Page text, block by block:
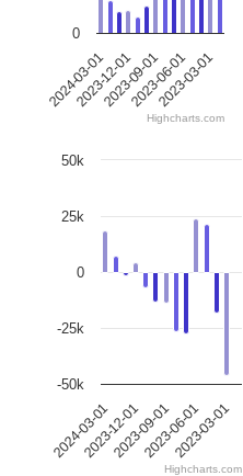
2024-03-01
2023-12-01
2023-09-01
2023-06-01
2023-03-01
0
Highcharts.com
2024-03-01
2023-12-012023-09-012023-06-012023-03-01
-50k
-25k
0
25k
50k
Highcharts.com